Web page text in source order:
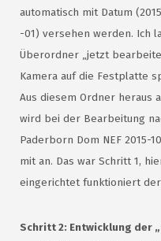
automatisch mit Datum
-01) versehen werden. Ich
Überordner „jetzt
Kamera auf die Festplatte
Aus diesem Ordner heraus
wird bei der Bearbeitung
Paderborn Dom NEF 2015-
mit an. Das war Schritt 1,
eingerichtet funktioniert
Schritt 2: Entwicklung der